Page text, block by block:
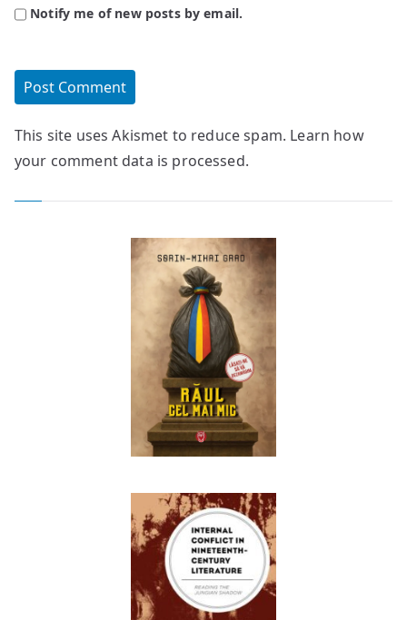
Notify me of new posts by email.
This site uses Akismet to reduce spam. Learn how
your comment data is processed.